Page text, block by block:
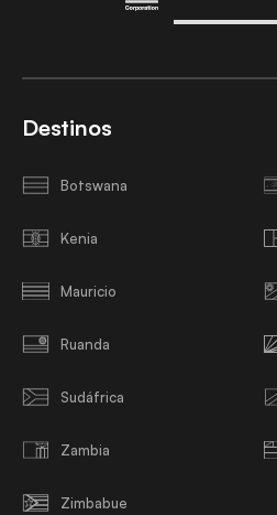
Destinos
Botswana
Kenia
Mauricio
Ruanda
Sudáfrica
Zambia
Zimbabue